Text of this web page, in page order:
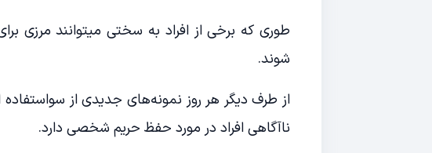
طوری که برخی از افراد به سختی میتوانند مرزی
شوند.
از طرف دیگر هر روز نمونه‌های جدیدی از
ناآگاهی افراد در مورد حفظ حریم شخصی دارد.